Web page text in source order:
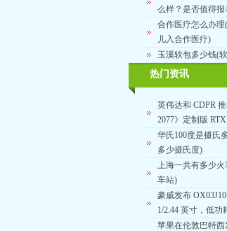
么样？是否值得报
合作医疗怎么办
儿入合作医疗)
玉溪软包多少钱(
热门资讯
英伟达和 CDPR
2077》定制版
华氏100度是摄氏
多少摄氏度)
上海一共有多少
车站)
豪威发布
1/2.44 英寸，低功
苹果在伦敦巴特